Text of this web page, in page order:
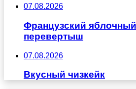
07.08.2026
Французский яблочный
перевертыш
07.08.2026
Вкусный чизкейк